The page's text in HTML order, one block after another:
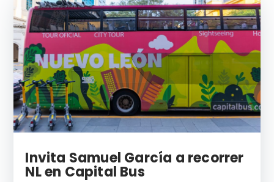
Invita Samuel García a recorrer
NL en Capital Bus